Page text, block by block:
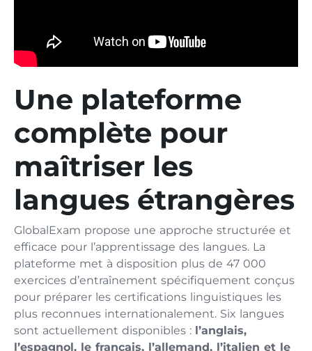
Une plateforme
complète pour
maîtriser les
langues étrangères
GlobalExam propose une approche structurée et
efficace pour l’apprentissage des langues. La
plateforme met à disposition plus de 47 000
exercices d’entraînement spécifiquement conçus
pour préparer les certifications linguistiques les
plus reconnues internationalement. Six langues
sont actuellement disponibles : l’anglais,
l’espagnol, le français, l’allemand, l’italien et le